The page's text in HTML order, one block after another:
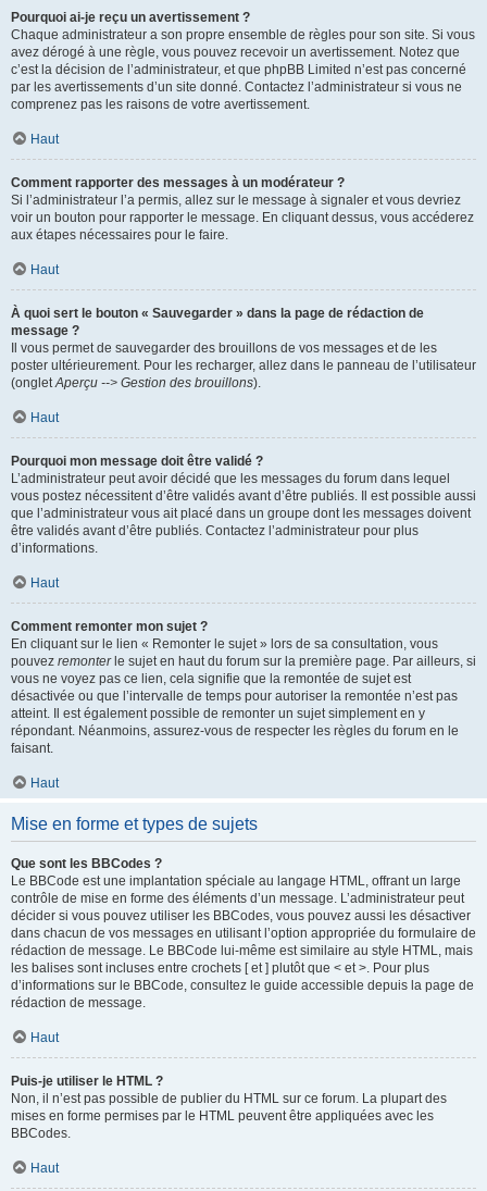
Pourquoi ai-je reçu un avertissement ?
Chaque administrateur a son propre ensemble de règles pour son site. Si vous
avez dérogé à une règle, vous pouvez recevoir un avertissement. Notez que
c’est la décision de l’administrateur, et que phpBB Limited n’est pas concerné
par les avertissements d’un site donné. Contactez l’administrateur si vous ne
comprenez pas les raisons de votre avertissement.
Haut
Comment rapporter des messages à un modérateur ?
Si l’administrateur l’a permis, allez sur le message à signaler et vous devriez
voir un bouton pour rapporter le message. En cliquant dessus, vous accéderez
aux étapes nécessaires pour le faire.
Haut
À quoi sert le bouton « Sauvegarder » dans la page de rédaction de
message ?
Il vous permet de sauvegarder des brouillons de vos messages et de les
poster ultérieurement. Pour les recharger, allez dans le panneau de l’utilisateur
(ongletAperçu --> Gestion des brouillons).
Haut
Pourquoi mon message doit être validé ?
L’administrateur peut avoir décidé que les messages du forum dans lequel
vous postez nécessitent d’être validés avant d’être publiés. Il est possible aussi
que l’administrateur vous ait placé dans un groupe dont les messages doivent
être validés avant d’être publiés. Contactez l’administrateur pour plus
d’informations.
Haut
Comment remonter mon sujet ?
En cliquant sur le lien « Remonter le sujet » lors de sa consultation, vous
pouvez remonterle sujet en haut du forum sur la première page. Par ailleurs, si
vous ne voyez pas ce lien, cela signifie que la remontée de sujet est
désactivée ou que l’intervalle de temps pour autoriser la remontée n’est pas
atteint. Il est également possible de remonter un sujet simplement en y
répondant. Néanmoins, assurez-vous de respecter les règles du forum en le
faisant.
Haut
Mise en forme et types de sujets
Que sont les BBCodes ?
Le BBCode est une implantation spéciale au langage HTML, offrant un large
contrôle de mise en forme des éléments d’un message. L’administrateur peut
décider si vous pouvez utiliser les BBCodes, vous pouvez aussi les désactiver
dans chacun de vos messages en utilisant l’option appropriée du formulaire de
rédaction de message. Le BBCode lui-même est similaire au style HTML, mais
les balises sont incluses entre crochets [ et ] plutôt que < et >. Pour plus
d’informations sur le BBCode, consultez le guide accessible depuis la page de
rédaction de message.
Haut
Puis-je utiliser le HTML ?
Non, il n’est pas possible de publier du HTML sur ce forum. La plupart des
mises en forme permises par le HTML peuvent être appliquées avec les
BBCodes.
Haut